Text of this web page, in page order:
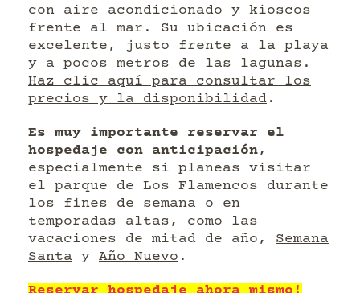
con aire acondicionado y kioscos
frente al mar. Su ubicación es
excelente, justo frente a la playa
y a pocos metros de las lagunas.
Haz clic aquí para consultar los
precios y la disponibilidad .
Es muy importante reservar el
hospedaje con anticipación,
especialmente si planeas visitar
el parque de Los Flamencos durante
los fines de semana o en
temporadas altas, como las
vacaciones de mitad de año, Semana
Santa y Año Nuevo .